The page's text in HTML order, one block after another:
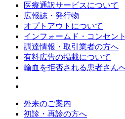
医療通訳サービスについて
広報誌・発行物
オプトアウトについて
インフォームド・コンセン
調達情報・取引業者の方へ
有料広告の掲載について
輸血を拒否される患者さん
外来のご案内
初診・再診の方へ